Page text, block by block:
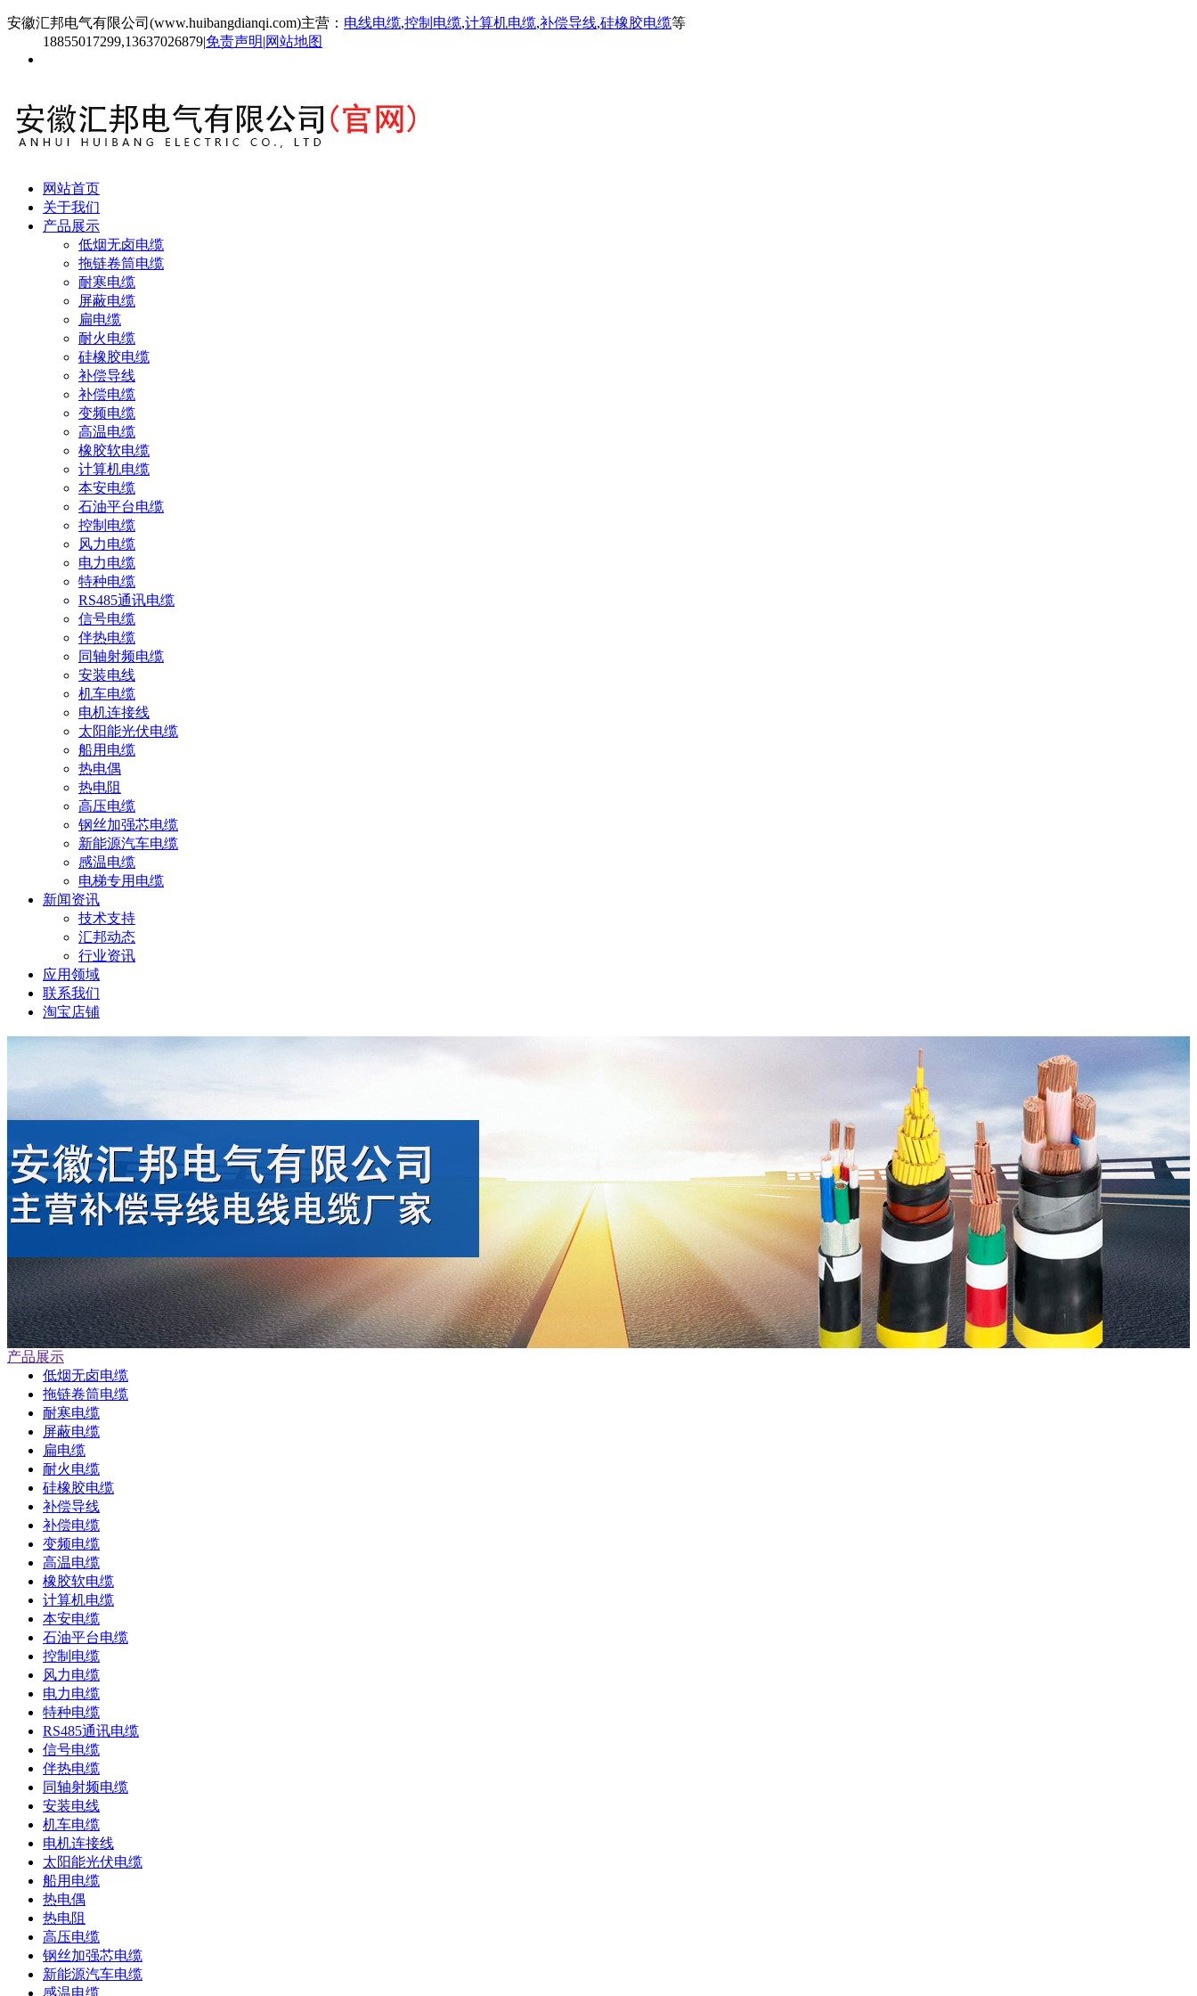
安徽汇邦电气有限公司(www.huibangdianqi.com)主营： 电线电缆,控制电缆,计算机电缆,补偿导线,硅橡胶电缆等
18855017299,13637026879|免责声明|网站地图
网站首页
关于我们
产品展示
低烟无卤电缆
拖链卷筒电缆
耐寒电缆
屏蔽电缆
扁电缆
耐火电缆
硅橡胶电缆
补偿导线
补偿电缆
变频电缆
高温电缆
橡胶软电缆
计算机电缆
本安电缆
石油平台电缆
控制电缆
风力电缆
电力电缆
特种电缆
RS485通讯电缆
信号电缆
伴热电缆
同轴射频电缆
安装电线
机车电缆
电机连接线
太阳能光伏电缆
船用电缆
热电偶
热电阻
高压电缆
钢丝加强芯电缆
新能源汽车电缆
感温电缆
电梯专用电缆
新闻资讯
技术支持
汇邦动态
行业资讯
应用领域
联系我们
淘宝店铺
产品展示
低烟无卤电缆
拖链卷筒电缆
耐寒电缆
屏蔽电缆
扁电缆
耐火电缆
硅橡胶电缆
补偿导线
补偿电缆
变频电缆
高温电缆
橡胶软电缆
计算机电缆
本安电缆
石油平台电缆
控制电缆
风力电缆
电力电缆
特种电缆
RS485通讯电缆
信号电缆
伴热电缆
同轴射频电缆
安装电线
机车电缆
电机连接线
太阳能光伏电缆
船用电缆
热电偶
热电阻
高压电缆
钢丝加强芯电缆
新能源汽车电缆
感温电缆